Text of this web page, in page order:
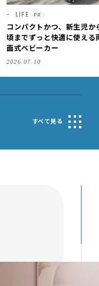
HEALTH
入学、思春期などの節目に
どもの「アトピー性皮膚炎
治療を見直しませんか？
2026.08.03
すべて見る